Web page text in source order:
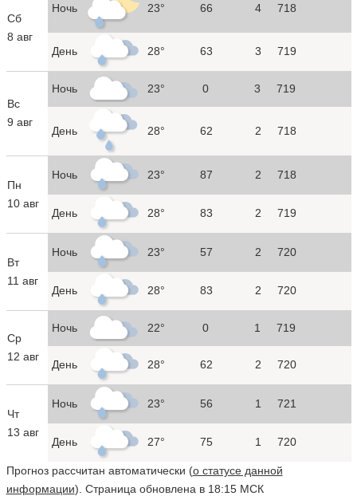
Сб
8 авг
Ночь 23° 66 4 718
День 28° 63 3 719
Вс
9 авг
Ночь 23° 0 3 719
День 28° 62 2 718
Пн
10 авг
Ночь 23° 87 2 718
День 28° 83 2 719
Вт
11 авг
Ночь 23° 57 2 720
День 28° 83 2 720
Ср
12 авг
Ночь 22° 0 1 719
День 28° 62 2 720
Чт
13 авг
Ночь 23° 56 1 721
День 27° 75 1 720
Прогноз рассчитан автоматически (о статусе данной
информации). Страница обновлена в 18:15 МСК